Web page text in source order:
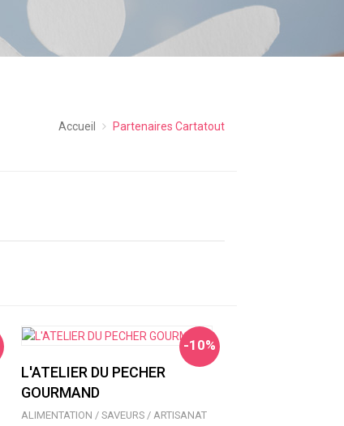
Accueil Partenaires Cartatout
-10%
L'ATELIER DU PECHER
GOURMAND
ALIMENTATION / SAVEURS / ARTISANAT